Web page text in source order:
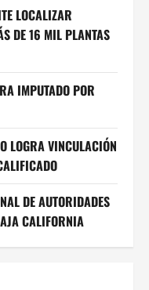
LOCALIZAR
DE 16 MIL PLANTAS
IMPUTADO POR
LOGRA VINCULACIÓN
DE AUTORIDADES
CALIFORNIA